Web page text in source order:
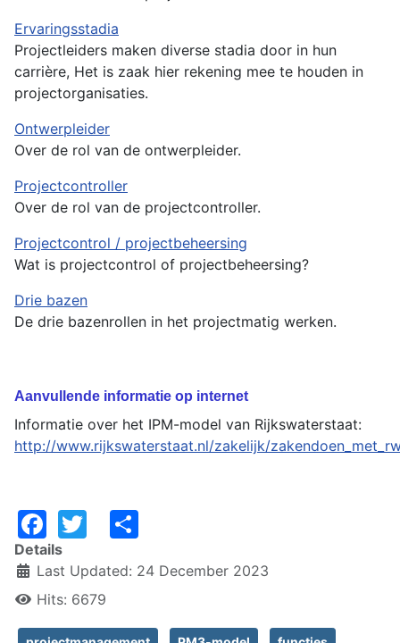
Ervaringsstadia
Projectleiders maken diverse stadia door in hun
carrière, Het is zaak hier rekening mee te houden in
projectorganisaties.
Ontwerpleider
Over de rol van de ontwerpleider.
Projectcontroller
Over de rol van de projectcontroller.
Projectcontrol / projectbeheersing
Wat is projectcontrol of projectbeheersing?
Drie bazen
De drie bazenrollen in het projectmatig werken.
Aanvullende informatie op internet
Informatie over het IPM-model van Rijkswaterstaat:
http://www.rijkswaterstaat.nl/zakelijk/
Facebook
Twitter
Details
Last Updated: 24 December 2023
Hits: 6679